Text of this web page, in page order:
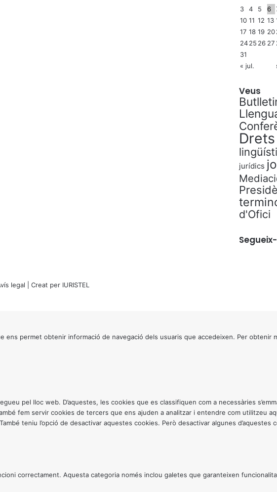
3
4 5 6
10 11 12 13
17 18 19 20
2425 26 27
31
« jul.
Veus
jurídics
d'Ofici
legal | Creat per IURISTEL
permet obtenir informació de navegació dels usuaris que accedeixen. Per obtenir
pel lloc web. D’aquestes, les cookies que es classifiquen com a necessàries
fem servir cookies de tercers que ens ajuden a analitzar i entendre com utilitzeu
teniu l’opció de desactivar aquestes cookies. Però desactivar algunes
correctament. Aquesta categoria només inclou galetes que garanteixen